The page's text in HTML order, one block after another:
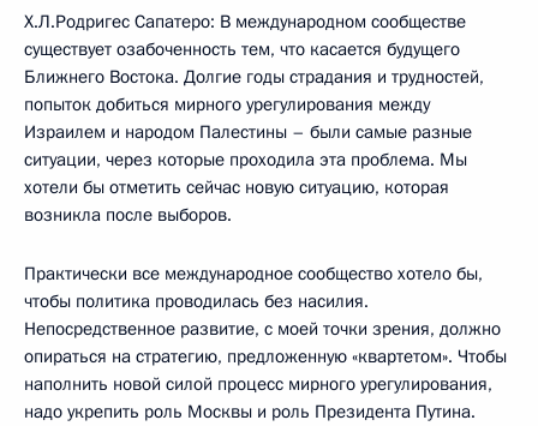
Х.Л.Родригес Сапатеро: В международном сообществе
существует озабоченность тем, что касается будущего
Ближнего Востока. Долгие годы страдания и трудностей,
попыток добиться мирного урегулирования между
Израилем и народом Палестины – были самые разные
ситуации, через которые проходила эта проблема. Мы
хотели бы отметить сейчас новую ситуацию, которая
возникла после выборов.
Практически все международное сообщество хотело бы,
чтобы политика проводилась без насилия.
Непосредственное развитие, с моей точки зрения, должно
опираться на стратегию, предложенную «квартетом». Чтобы
наполнить новой силой процесс мирного урегулирования,
надо укрепить роль Москвы и роль Президента Путина.